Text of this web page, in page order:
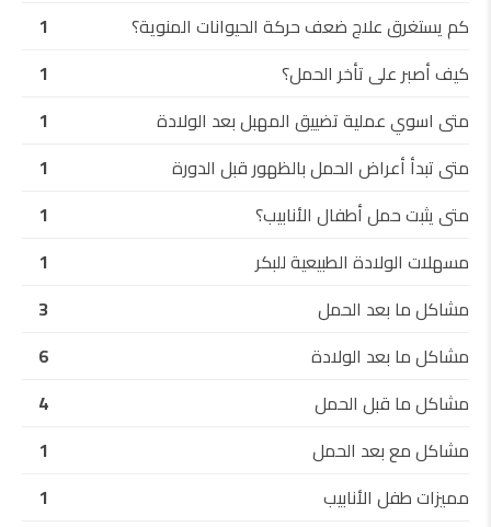
كم يستغرق علاج ضعف حركة الحيوانات المنوية؟
1
كيف أصبر على تأخر الحمل؟
1
متى اسوي عملية تضييق المهبل بعد الولادة
1
متى تبدأ أعراض الحمل بالظهور قبل الدورة
1
متى يثبت حمل أطفال الأنابيب؟
1
مسهلات الولادة الطبيعية للبكر
1
مشاكل ما بعد الحمل
3
مشاكل ما بعد الولادة
6
مشاكل ما قبل الحمل
4
مشاكل مع بعد الحمل
1
مميزات طفل الأنابيب
1